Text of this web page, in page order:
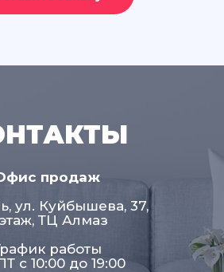
продаж
ул. Куйбышева, 37,
ТЦ Алмаз
работы
с 10:00 до 19:00